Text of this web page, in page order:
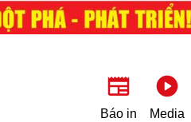
Báo in Media